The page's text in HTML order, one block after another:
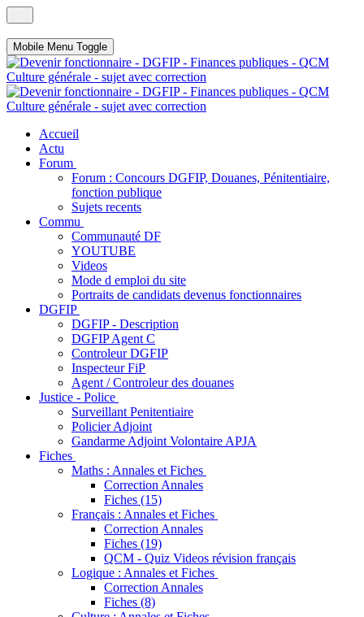
Mobile Menu Toggle
Accueil
Actu
Forum
Forum : Concours DGFIP, Douanes, Pénitentiaire,
fonction publique
Sujets recents
Commu
Communauté DF
YOUTUBE
Videos
Mode d emploi du site
Portraits de candidats devenus fonctionnaires
DGFIP
DGFIP - Description
DGFIP Agent C
Controleur DGFIP
Inspecteur FiP
Agent / Controleur des douanes
Justice - Police
Surveillant Penitentiaire
Policier Adjoint
Gandarme Adjoint Volontaire APJA
Fiches
Maths : Annales et Fiches
Correction Annales
Fiches (15)
Français : Annales et Fiches
Correction Annales
Fiches (19)
QCM - Quiz Videos révision français
Logique : Annales et Fiches
Correction Annales
Fiches (8)